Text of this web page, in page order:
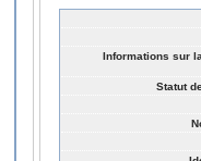
Informations sur
Statut